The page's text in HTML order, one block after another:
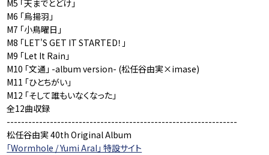
M5 「天までとどけ」
M6 「烏揚羽」
M7 「小鳥曜日」
M8 「LET'S GET IT STARTED！」
M9 「Let It Rain」
M10 「文通」 -album version- (松任谷由実×imase)
M11 「ひとちがい」
M12 「そして誰もいなくなった」
全12曲収録
----------------------------------------------------------------
松任谷由実 40th Original Album
「Wormhole / Yumi AraI」 特設サイト